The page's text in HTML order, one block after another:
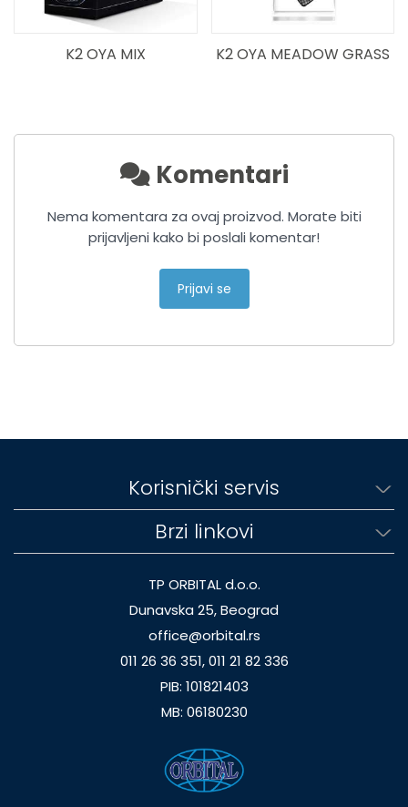
K2 OYA MEADOW GRASS K2 OYA
Komentari
Nema komentara za ovaj proizvod. Morate biti
prijavljeni kako bi poslali komentar!
Prijavi se
Korisnički servis
Brzi linkovi
TP ORBITAL d.o.o.
Dunavska 25, Beograd
office@orbital.rs
011 26 36 351, 011 21 82 336
PIB: 101821403
MB: 06180230